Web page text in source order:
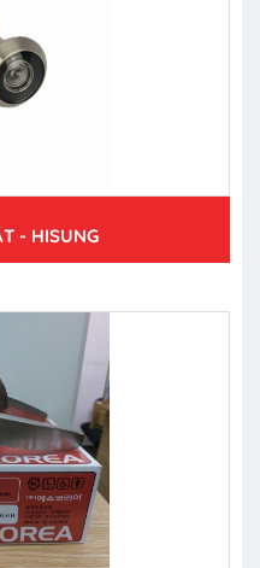
- HISUNG